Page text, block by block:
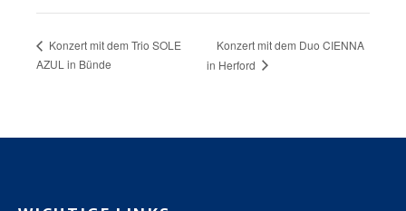
Konzert mit dem Trio SOLE
AZUL in Bünde
Konzert mit dem Duo CIENNA
in Herford